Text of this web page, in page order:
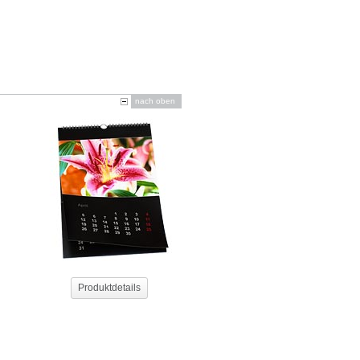
nach oben
Produktdetails